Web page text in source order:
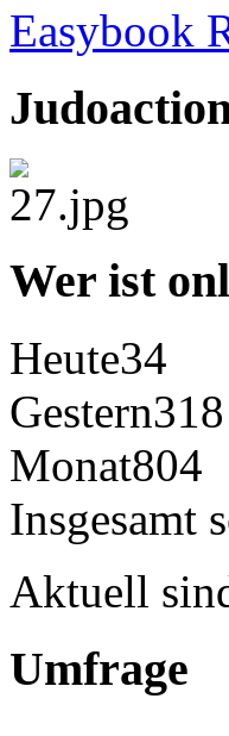
Easybook
Wer ist
Heute34
Gestern318
Monat804
Insgesamt
Aktuell
Umfrage